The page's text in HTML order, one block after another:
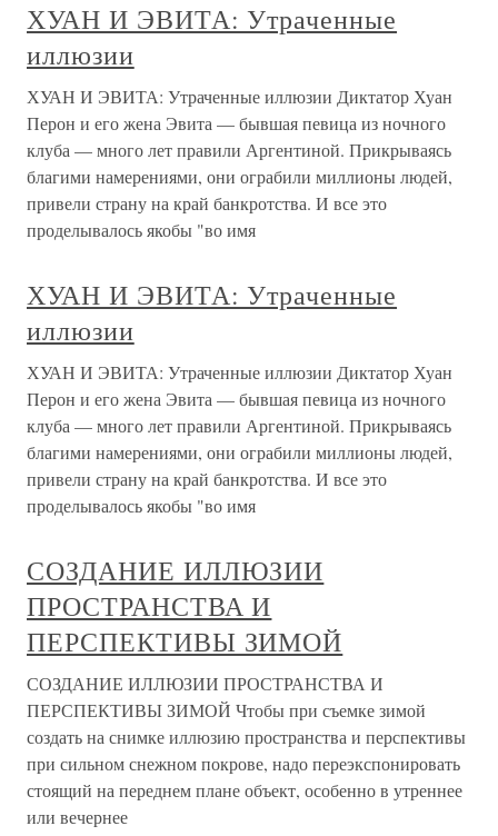
ХУАН И ЭВИТА: Утраченные
иллюзии
ХУАН И ЭВИТА: Утраченные иллюзии Диктатор Хуан
Перон и его жена Эвита — бывшая певица из ночного
клуба — много лет правили Аргентиной. Прикрываясь
благими намерениями, они ограбили миллионы людей,
привели страну на край банкротства. И все это
проделывалось якобы "во имя
ХУАН И ЭВИТА: Утраченные
иллюзии
ХУАН И ЭВИТА: Утраченные иллюзии Диктатор Хуан
Перон и его жена Эвита — бывшая певица из ночного
клуба — много лет правили Аргентиной. Прикрываясь
благими намерениями, они ограбили миллионы людей,
привели страну на край банкротства. И все это
проделывалось якобы "во имя
СОЗДАНИЕ ИЛЛЮЗИИ
ПРОСТРАНСТВА И
ПЕРСПЕКТИВЫ ЗИМОЙ
СОЗДАНИЕ ИЛЛЮЗИИ ПРОСТРАНСТВА И
ПЕРСПЕКТИВЫ ЗИМОЙ Чтобы при съемке зимой
создать на снимке иллюзию пространства и перспективы
при сильном снежном покрове, надо переэкспонировать
стоящий на переднем плане объект, особенно в утреннее
или вечернее